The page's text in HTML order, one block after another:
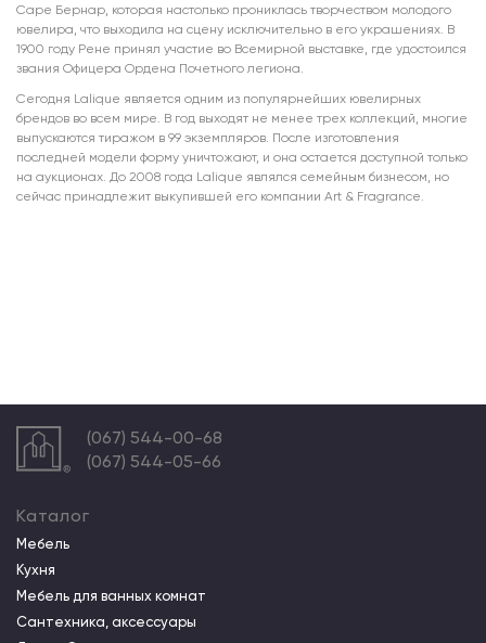
Саре Бернар, которая настолько прониклась творчеством молодого
ювелира, что выходила на сцену исключительно в его украшениях. В
1900 году Рене принял участие во Всемирной выставке, где удостоился
звания Офицера Ордена Почетного легиона.
Сегодня Lalique является одним из популярнейших ювелирных
брендов во всем мире. В год выходят не менее трех коллекций, многие
выпускаются тиражом в 99 экземпляров. После изготовления
последней модели форму уничтожают, и она остается доступной только
на аукционах. До 2008 года Lalique являлся семейным бизнесом, но
сейчас принадлежит выкупившей его компании Art & Fragrance.
(067) 544-00-68
(067) 544-05-66
Каталог
Мебель
Кухня
Мебель для ванных комнат
Сантехника, аксессуары